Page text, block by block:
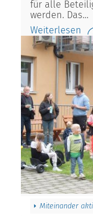
für alle
werden. Das…
Weiterlesen
Miteinander